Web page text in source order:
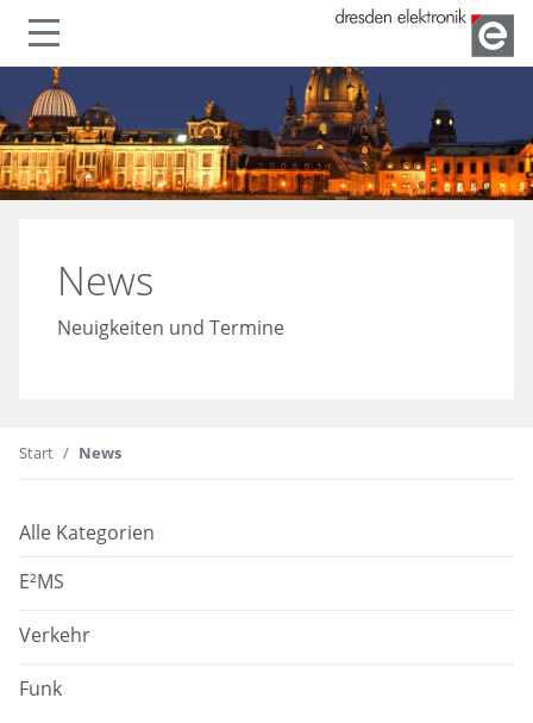
Navigation ein- oder
News
Neuigkeiten und Termine
Start News
Alle Kategorien
E²MS
Verkehr
Funk